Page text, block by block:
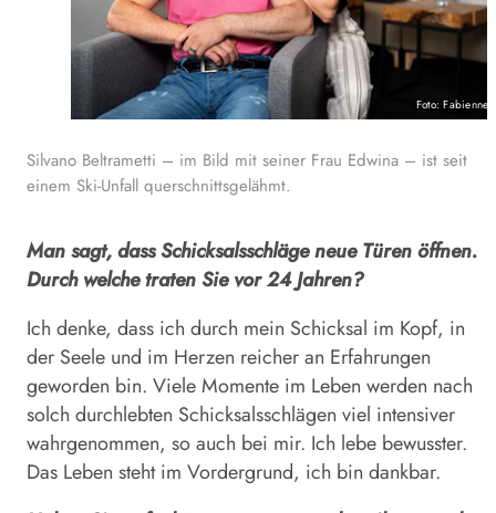
Foto: Fabienne
Silvano Beltrametti – im Bild mit seiner Frau Edwina – ist seit
einem Ski-Unfall querschnittsgelähmt.
Man sagt, dass Schicksalsschläge neue Türen öffnen.
Durch welche traten Sie vor 24 Jahren?
Ich denke, dass ich durch mein Schicksal im Kopf, in
der Seele und im Herzen reicher an Erfahrungen
geworden bin. Viele Momente im Leben werden nach
solch durchlebten Schicksalsschlägen viel intensiver
wahrgenommen, so auch bei mir. Ich lebe bewusster.
Das Leben steht im Vordergrund, ich bin dankbar.